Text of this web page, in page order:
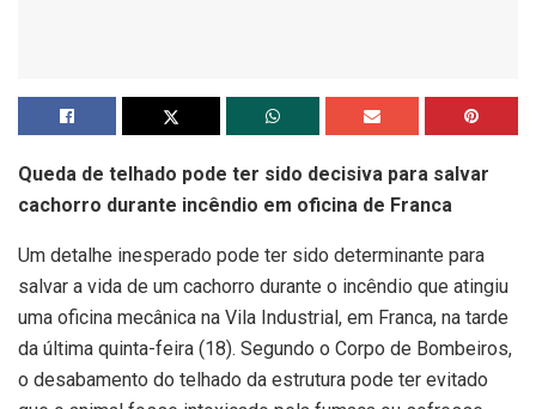
Queda de telhado pode ter sido decisiva para salvar
cachorro durante incêndio em oficina de Franca
Um detalhe inesperado pode ter sido determinante para
salvar a vida de um cachorro durante o incêndio que atingiu
uma oficina mecânica na Vila Industrial, em Franca, na tarde
da última quinta-feira (18). Segundo o Corpo de Bombeiros,
o desabamento do telhado da estrutura pode ter evitado